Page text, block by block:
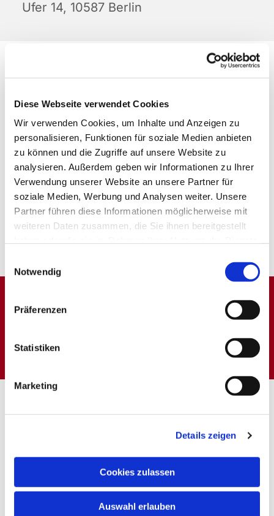
Diese Webseite verwendet Cookies
Wir verwenden Cookies, um Inhalte und Anzeigen zu
personalisieren, Funktionen für soziale Medien anbieten
zu können und die Zugriffe auf unsere Website zu
analysieren. Außerdem geben wir Informationen zu Ihrer
Verwendung unserer Website an unsere Partner für
soziale Medien, Werbung und Analysen weiter. Unsere
Partner führen diese Informationen möglicherweise mit
weiteren Daten zusammen, die Sie ihnen bereitgestellt
Notwendig
Präferenzen
Statistiken
Marketing
Details zeigen
Cookies zulassen
Auswahl erlauben
Ufer 14, 10587 Berlin
Dies könnte Sie auch